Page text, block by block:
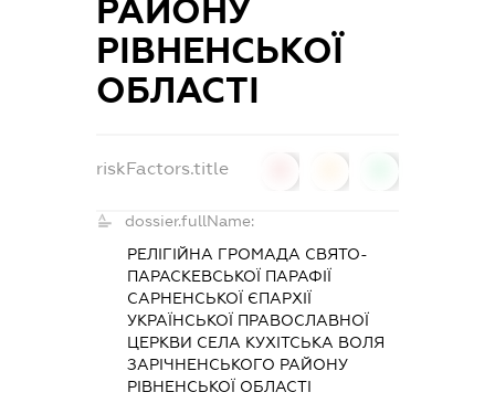
РАЙОНУ
РІВНЕНСЬКОЇ
ОБЛАСТІ
riskFactors.title
dossier.fullName:
РЕЛІГІЙНА ГРОМАДА СВЯТО-
ПАРАСКЕВСЬКОЇ ПАРАФІЇ
САРНЕНСЬКОЇ ЄПАРХІЇ
УКРАЇНСЬКОЇ ПРАВОСЛАВНОЇ
ЦЕРКВИ СЕЛА КУХІТСЬКА ВОЛЯ
ЗАРІЧНЕНСЬКОГО РАЙОНУ
РІВНЕНСЬКОЇ ОБЛАСТІ